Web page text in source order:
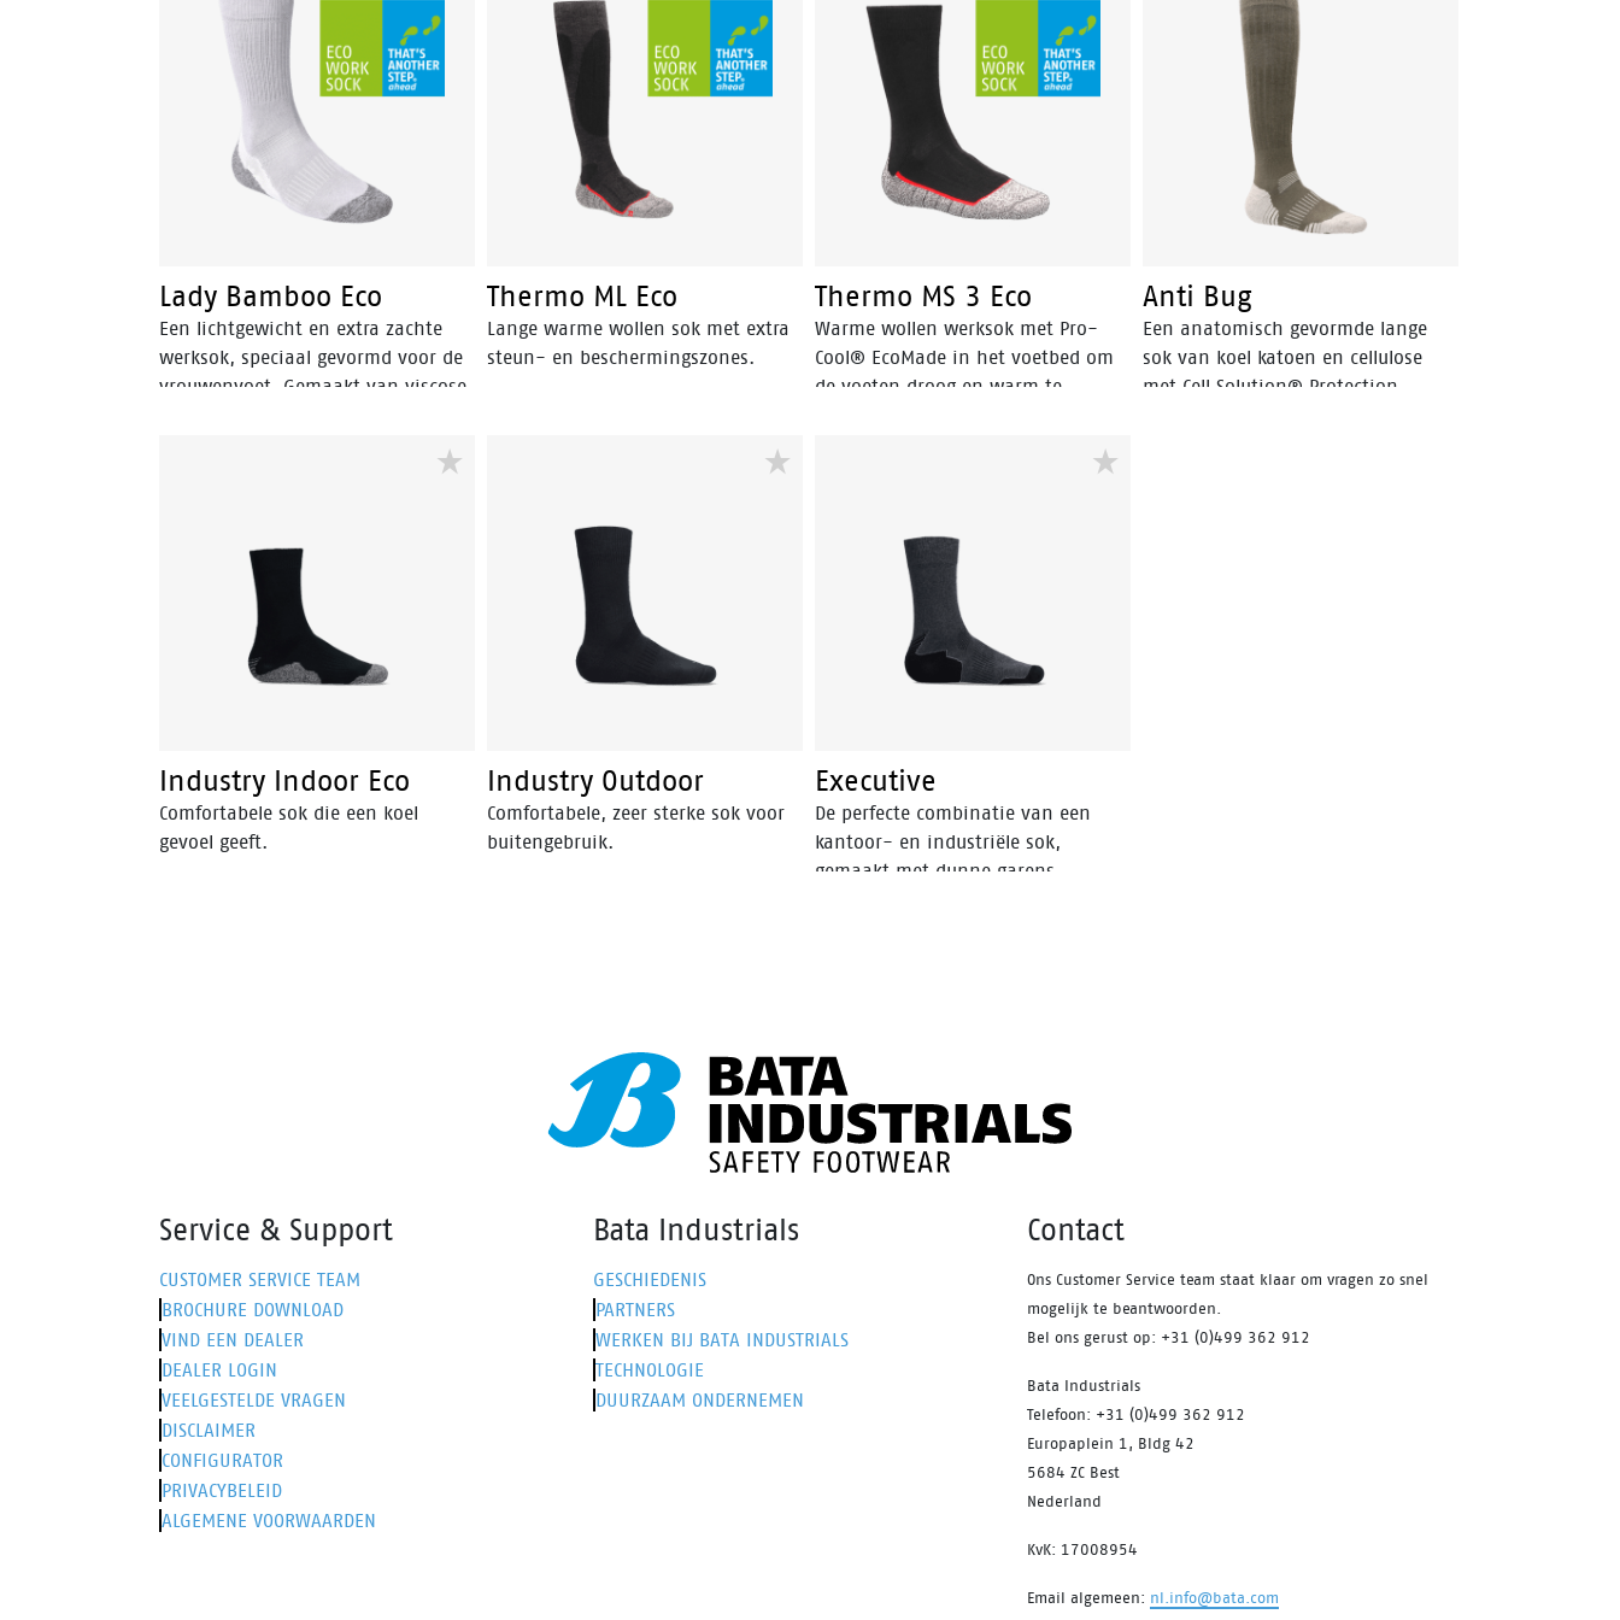
lichte versie van onze Bata Cool MS
1 ECO sok.
Lady Bamboo Eco
Een lichtgewicht en extra zachte
werksok, speciaal gevormd voor de
vrouwenvoet. Gemaakt van viscose
Polyfresh® gerecyclede
polyestervezels blijven de voeten
aangenaam droog en fris. Door de
Ultrafresh® behandeling krijgen
onaangename geurtjes geen kans.
Thermo ML Eco
Lange warme wollen sok met extra
steun- en beschermingszones.
Thermo MS 3 Eco
Warme wollen werksok met Pro-
Cool® EcoMade in het voetbed om
de voeten droog en warm te
Anti Bug
Een anatomisch gevormde lange
sok van koel katoen en cellulose
met Cell Solution® Protection
Industry Indoor Eco
Comfortabele sok die een koel
gevoel geeft.
Industry Outdoor
Comfortabele, zeer sterke sok voor
buitengebruik.
Executive
De perfecte combinatie van een
kantoor- en industriële sok,
gemaakt met dunne garens,
Service & Support
CUSTOMER SERVICE TEAM
BROCHURE DOWNLOAD
VIND EEN DEALER
DEALER LOGIN
VEELGESTELDE VRAGEN
DISCLAIMER
CONFIGURATOR
PRIVACYBELEID
ALGEMENE VOORWAARDEN
Bata Industrials
GESCHIEDENIS
PARTNERS
WERKEN BIJ BATA INDUSTRIALS
TECHNOLOGIE
DUURZAAM ONDERNEMEN
Contact
Ons Customer Service team staat klaar om vragen zo snel
mogelijk te beantwoorden.
Bel ons gerust op: +31 (0)499 362 912
Bata Industrials
Telefoon: +31 (0)499 362 912
Europaplein 1, Bldg 42
5684 ZC Best
Nederland
KvK: 17008954
Email algemeen: nl.info@bata.com